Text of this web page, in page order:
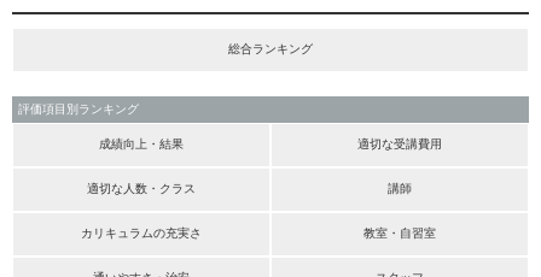
総合ランキング
評価項目別ランキング
成績向上・結果 適切な受講費用
適切な人数・クラス 講師
カリキュラムの充実さ 教室・自習室